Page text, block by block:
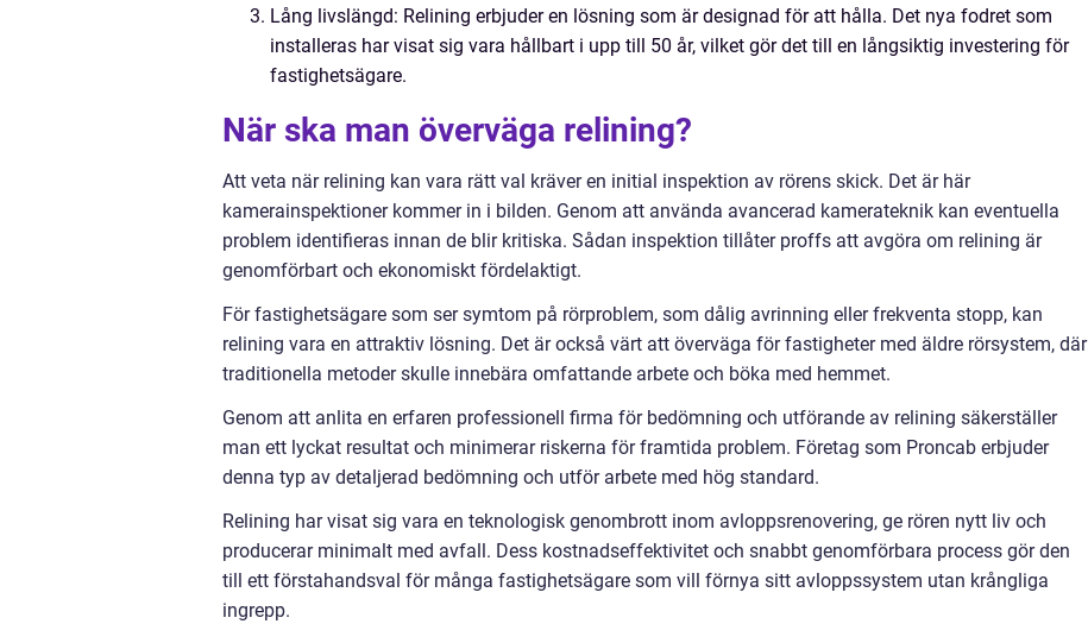
Lång livslängd: Relining erbjuder en lösning som är designad för att hålla. Det nya fodret som
installeras har visat sig vara hållbart i upp till 50 år, vilket gör det till en långsiktig investering för
fastighetsägare.
När ska man överväga relining?
Att veta när relining kan vara rätt val kräver en initial inspektion av rörens skick. Det är här
kamerainspektioner kommer in i bilden. Genom att använda avancerad kamerateknik kan eventuella
problem identifieras innan de blir kritiska. Sådan inspektion tillåter proffs att avgöra om relining är
genomförbart och ekonomiskt fördelaktigt.
För fastighetsägare som ser symtom på rörproblem, som dålig avrinning eller frekventa stopp, kan
relining vara en attraktiv lösning. Det är också värt att överväga för fastigheter med äldre rörsystem, där
traditionella metoder skulle innebära omfattande arbete och böka med hemmet.
Genom att anlita en erfaren professionell firma för bedömning och utförande av relining säkerställer
man ett lyckat resultat och minimerar riskerna för framtida problem. Företag som Proncab erbjuder
denna typ av detaljerad bedömning och utför arbete med hög standard.
Relining har visat sig vara en teknologisk genombrott inom avloppsrenovering, ge rören nytt liv och
producerar minimalt med avfall. Dess kostnadseffektivitet och snabbt genomförbara process gör den
till ett förstahandsval för många fastighetsägare som vill förnya sitt avloppssystem utan krångliga
ingrepp.